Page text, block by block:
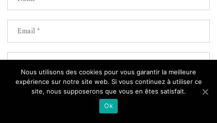
Nous utilisons des cookies pour vous garantir la meilleure
expérience sur notre site web. Si vous continuez à utiliser ce
site, nous supposerons que vous en êtes satisfait.
Ok